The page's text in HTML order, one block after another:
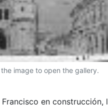
image to open the gallery.
Francisco en construcción,